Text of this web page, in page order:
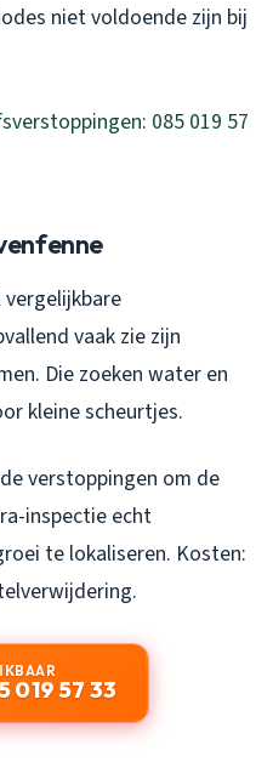
niet voldoende zijn bij
085 019 57
vaak zie zijn
Die zoeken water en
kleine scheurtjes.
verstoppingen om de
inspectie echt
te lokaliseren. Kosten:
019 57 33